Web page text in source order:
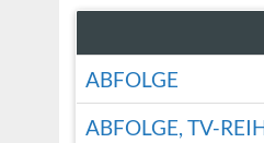
ABFOLGE
ABFOLGE, TV-